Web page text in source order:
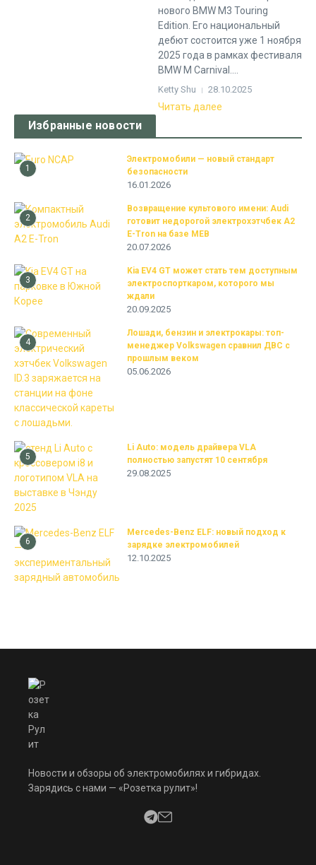
нового BMW M3 Touring
Edition. Его национальный
дебют состоится уже 1 ноября
2025 года в рамках фестиваля
BMW M Carnival....
Ketty Shu 28.10.2025
Читать далее
Избранные новости
1
Электромобили — новый стандарт
безопасности
16.01.2026
2
Возвращение культового имени: Audi
готовит недорогой электрохэтчбек A2
E-Tron на базе MEB
20.07.2026
3
Kia EV4 GT может стать тем доступным
электроспорткаром, которого мы
ждали
20.09.2025
4
Лошади, бензин и электрокары: топ-
менеджер Volkswagen сравнил ДВС с
прошлым веком
05.06.2026
5
Li Auto: модель драйвера VLA
полностью запустят 10 сентября
29.08.2025
6
Mercedes-Benz ELF: новый подход к
зарядке электромобилей
12.10.2025
Новости и обзоры об электромобилях и гибридах.
Зарядись с нами — «Розетка рулит»!